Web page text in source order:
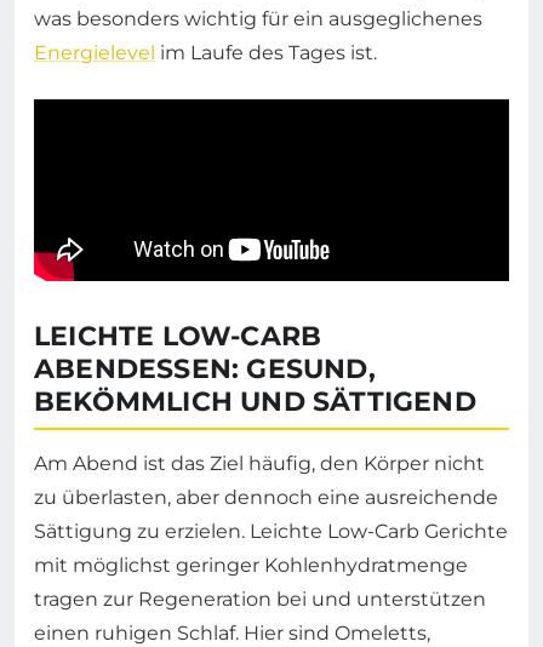
was besonders wichtig für ein ausgeglichenes
Energielevel im Laufe des Tages ist.
LEICHTE LOW-CARB
ABENDESSEN: GESUND,
BEKÖMMLICH UND SÄTTIGEND
Am Abend ist das Ziel häufig, den Körper nicht
zu überlasten, aber dennoch eine ausreichende
Sättigung zu erzielen. Leichte Low-Carb Gerichte
mit möglichst geringer Kohlenhydratmenge
tragen zur Regeneration bei und unterstützen
einen ruhigen Schlaf. Hier sind Omeletts,